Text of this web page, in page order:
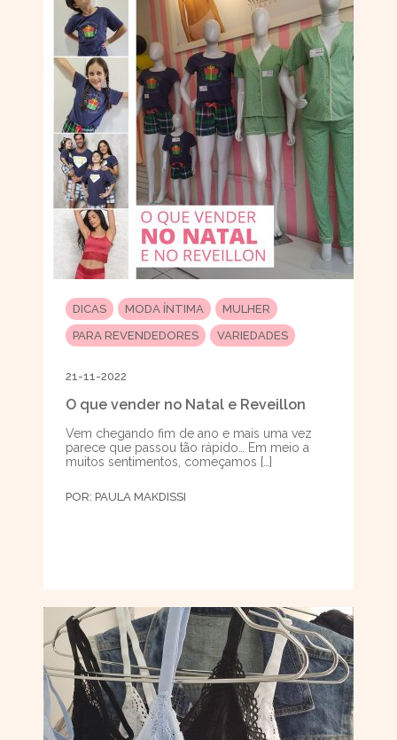
DICAS MODA ÍNTIMA
MULHER
PARA REVENDEDORES
VARIEDADES
21-11-2022
O que vender no Natal e Reveillon
Vem chegando fim de ano e mais uma vez
parece que passou tão rápido… Em meio a
muitos sentimentos, começamos […]
POR: PAULA MAKDISSI